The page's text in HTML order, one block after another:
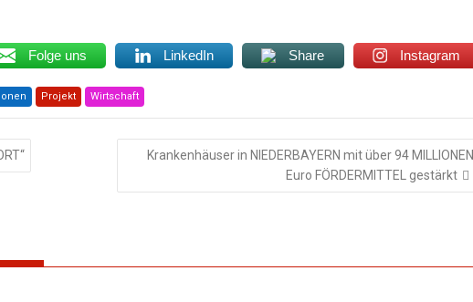
Folge uns LinkedIn Share Instagram
Projekt Wirtschaft
Krankenhäuser in NIEDERBAYERN mit über 94 MILLIONEN
Euro FÖRDERMITTEL gestärkt